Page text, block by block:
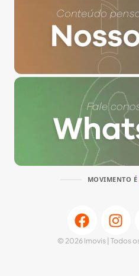
MOVIMENTO É
© 2026 Imovis | Todos